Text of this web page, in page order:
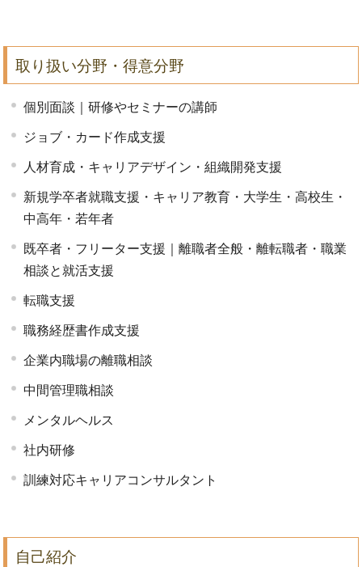
取り扱い分野・得意分野
個別面談｜研修やセミナーの講師
ジョブ・カード作成支援
人材育成・キャリアデザイン・組織開発支援
新規学卒者就職支援・キャリア教育・大学生・高校生・
中高年・若年者
既卒者・フリーター支援｜離職者全般・離転職者・職業
相談と就活支援
転職支援
職務経歴書作成支援
企業内職場の離職相談
中間管理職相談
メンタルヘルス
社内研修
訓練対応キャリアコンサルタント
自己紹介